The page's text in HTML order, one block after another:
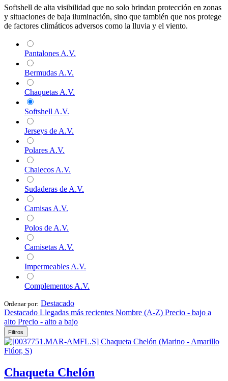
Softshell de alta visibilidad que no solo brindan protección en zonas
y situaciones de baja iluminación, sino que también que nos protege
de factores climáticos adversos como la lluvia y el viento.
Pantalones A.V.
Bermudas A.V.
Chaquetas A.V.
Softshell A.V.
Jerseys de A.V.
Polares A.V.
Chalecos A.V.
Sudaderas de A.V.
Camisas A.V.
Polos de A.V.
Camisetas A.V.
Impermeables A.V.
Complementos A.V.
Ordenar por: Destacado
Destacado Llegadas más recientes Nombre (A-Z) Precio - bajo a
alto Precio - alto a bajo
Filtros
Chaqueta Chelón